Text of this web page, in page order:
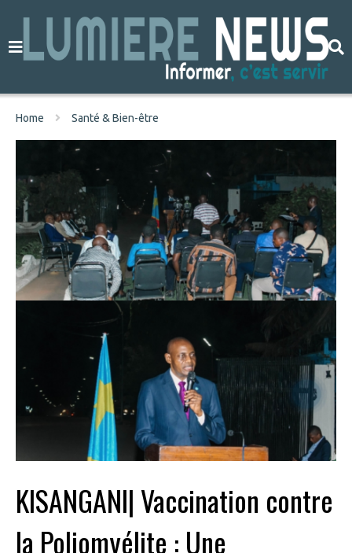
Home Santé & Bien-être
KISANGANI| Vaccination contre
la Poliomyélite : Une